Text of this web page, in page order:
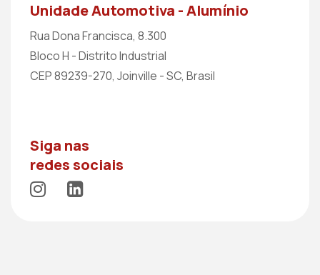
Unidade Automotiva - Alumínio
Rua Dona Francisca, 8.300
Bloco H - Distrito Industrial
CEP 89239-270, Joinville - SC, Brasil
Siga nas
redes sociais